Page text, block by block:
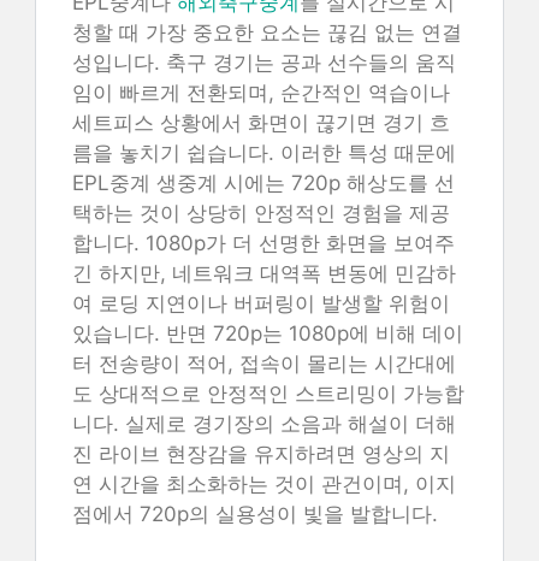
청할 때 가장 중요한 요소는 끊김 없는 연결
성입니다. 축구 경기는 공과 선수들의 움직
임이 빠르게 전환되며, 순간적인 역습이나
세트피스 상황에서 화면이 끊기면 경기 흐
름을 놓치기 쉽습니다. 이러한 특성 때문에
EPL중계 생중계 시에는 720p 해상도를 선
택하는 것이 상당히 안정적인 경험을 제공
합니다. 1080p가 더 선명한 화면을 보여주
긴 하지만, 네트워크 대역폭 변동에 민감하
여 로딩 지연이나 버퍼링이 발생할 위험이
있습니다. 반면 720p는 1080p에 비해 데이
터 전송량이 적어, 접속이 몰리는 시간대에
도 상대적으로 안정적인 스트리밍이 가능합
니다. 실제로 경기장의 소음과 해설이 더해
진 라이브 현장감을 유지하려면 영상의 지
연 시간을 최소화하는 것이 관건이며, 이지
점에서 720p의 실용성이 빛을 발합니다.